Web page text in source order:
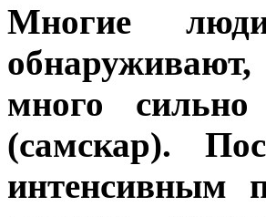
Многие
много
(самскар).
интенсивным